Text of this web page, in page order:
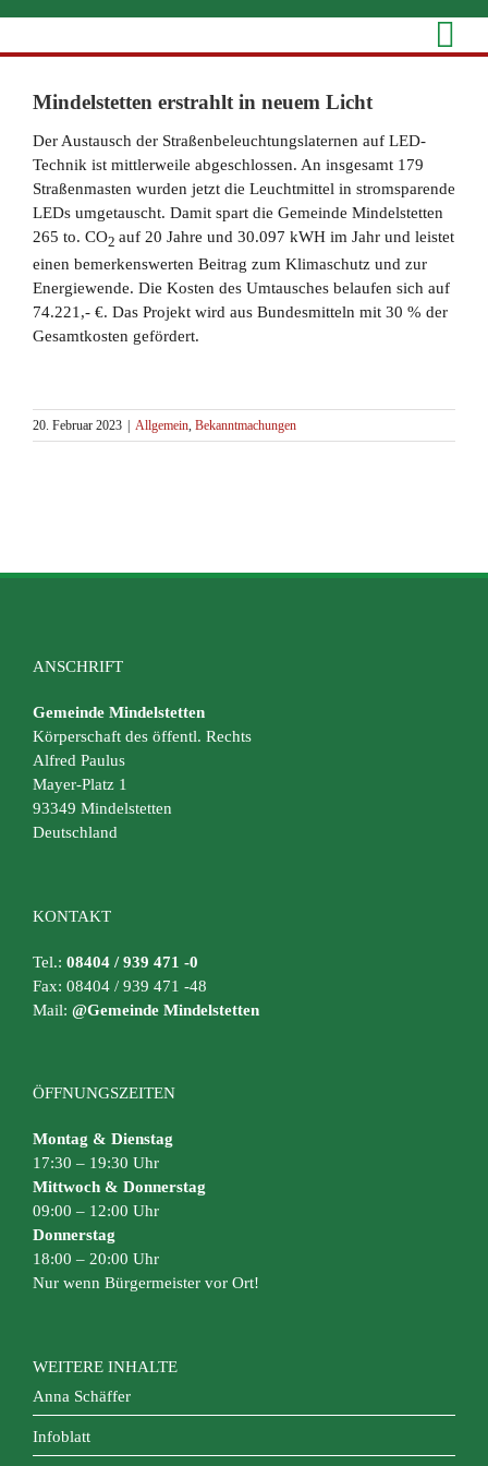
springen
grösseres
Mindelstetten erstrahlt in neuem Licht
Der Austausch der Straßenbeleuchtungslaternen auf LED-
Technik ist mittlerweile abgeschlossen. An insgesamt 179
Straßenmasten wurden jetzt die Leuchtmittel in stromsparende
LEDs umgetauscht. Damit spart die Gemeinde Mindelstetten
265 to. CO2 auf 20 Jahre und 30.097 kWH im Jahr und leistet
einen bemerkenswerten Beitrag zum Klimaschutz und zur
Energiewende. Die Kosten des Umtausches belaufen sich auf
74.221,- €. Das Projekt wird aus Bundesmitteln mit 30 % der
Gesamtkosten gefördert.
20. Februar 2023 | Allgemein Bekanntmachungen
ANSCHRIFT
Gemeinde Mindelstetten
Körperschaft des öffentl. Rechts
Alfred Paulus
Mayer-Platz 1
93349 Mindelstetten
Deutschland
KONTAKT
Tel.: 08404 / 939 471 -0
Fax: 08404 / 939 471 -48
Mail: @Gemeinde Mindelstetten
ÖFFNUNGSZEITEN
Montag & Dienstag
17:30 – 19:30 Uhr
Mittwoch & Donnerstag
09:00 – 12:00 Uhr
Donnerstag
18:00 – 20:00 Uhr
Nur wenn Bürgermeister vor Ort!
WEITERE INHALTE
Anna Schäffer
Infoblatt